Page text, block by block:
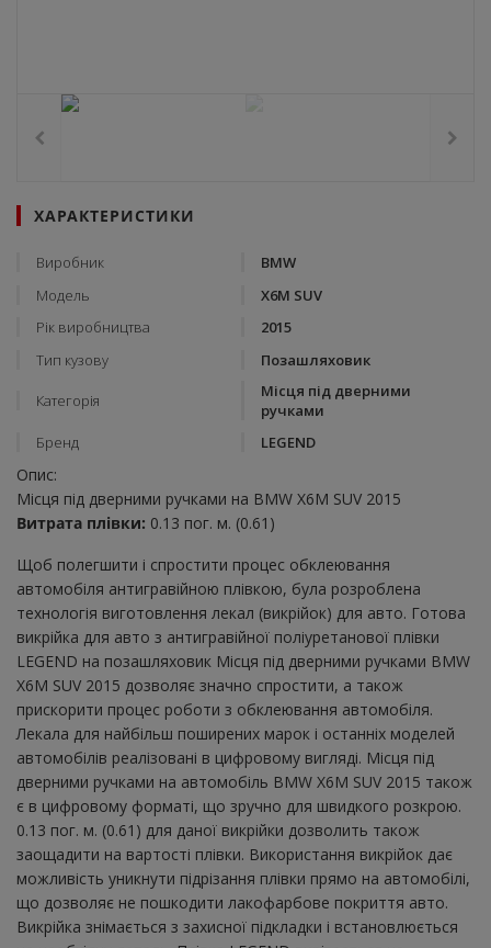
ХАРАКТЕРИСТИКИ
Виробник
BMW
Модель
X6M SUV
Рік виробництва
2015
Тип кузову
Позашляховик
Категорія
Місця під дверними
ручками
Бренд
LEGEND
Опис:
Місця під дверними ручками на BMW X6M SUV 2015
Витрата плівки: 0.13 пог. м. (0.61)
Щоб полегшити і спростити процес обклеювання
автомобіля антигравійною плівкою, була розроблена
технологія виготовлення лекал (викрійок) для авто. Готова
викрійка для авто з антигравійної поліуретанової плівки
LEGEND на позашляховик Місця під дверними ручками BMW
X6M SUV 2015 дозволяє значно спростити, а також
прискорити процес роботи з обклеювання автомобіля.
Лекала для найбільш поширених марок і останніх моделей
автомобілів реалізовані в цифровому вигляді. Місця під
дверними ручками на автомобіль BMW X6M SUV 2015 також
є в цифровому форматі, що зручно для швидкого розкрою.
0.13 пог. м. (0.61) для даної викрійки дозволить також
заощадити на вартості плівки. Використання викрійок дає
можливість уникнути підрізання плівки прямо на автомобілі,
що дозволяє не пошкодити лакофарбове покриття авто.
Викрійка знімається з захисної підкладки і встановлюється